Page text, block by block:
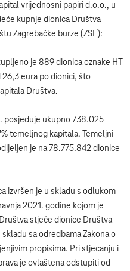
vrijednosni papiri d.o.o., u
kupnje dionica Društva
Zagrebačke burze (ZSE):
je 889 dionica oznake HT
eura po dionici, što
Društva.
posjeduje ukupno 738.025
temeljnog kapitala. Temeljni
je na 78.775.842 dionice
izvršen je u skladu s odlukom
2021. godine kojom je
stječe dionice Društva
sa odredbama Zakona o
propisima. Pri stjecanju i
je ovlaštena odstupiti od